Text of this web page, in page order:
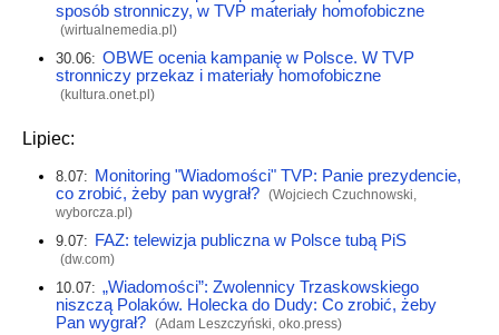
sposób stronniczy, w TVP materiały homofobiczne
(wirtualnemedia.pl)
30.06: OBWE ocenia kampanię w Polsce. W TVP
stronniczy przekaz i materiały homofobiczne
(kultura.onet.pl)
Lipiec:
8.07: Monitoring "Wiadomości" TVP: Panie prezydencie,
co zrobić, żeby pan wygrał? (Wojciech Czuchnowski,
wyborcza.pl)
9.07: FAZ: telewizja publiczna w Polsce tubą PiS
(dw.com)
10.07: „Wiadomości”: Zwolennicy Trzaskowskiego
niszczą Polaków. Holecka do Dudy: Co zrobić, żeby
Pan wygrał? (Adam Leszczyński, oko.press)